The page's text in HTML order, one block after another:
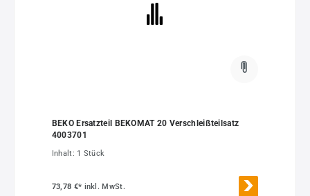
BEKO Ersatzteil BEKOMAT 20 Verschleißteilsatz
4003701
Inhalt: 1 Stück
73,78 €* inkl. MwSt.